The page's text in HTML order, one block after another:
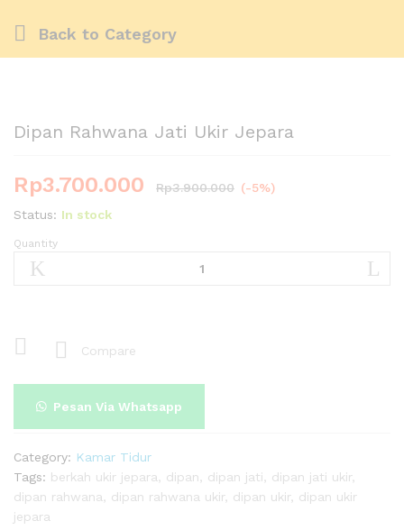
Back to Category
Dipan Rahwana Jati Ukir Jepara
Rp3.700.000 Rp3.900.000 (-5%)
Status: In stock
Dipan
Rahwana
quantity
Quantity
Compare
Pesan Via Whatsapp
Category: Kamar Tidur
Tags: berkah ukir jepara dipan dipan jati dipan jati ukir,
dipan rahwana
dipan rahwana ukir, dipan ukir, dipan ukir
jepara